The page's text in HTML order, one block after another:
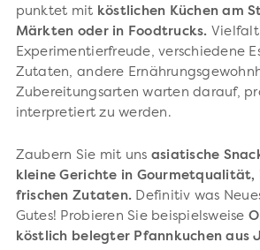
punktet mit köstlichen Küchen am
Märkten oder in Foodtrucks.
Experimentierfreude, verschiedene
Zutaten, andere
Zubereitungsarten warten darauf,
interpretiert zu werden.
Zaubern Sie mit uns asiatische
kleine Gerichte in Gourmetqualität,
frischen Zutaten. Definitiv was
Gutes! Probieren Sie beispielsweise
köstlich belegter Pfannkuchen aus